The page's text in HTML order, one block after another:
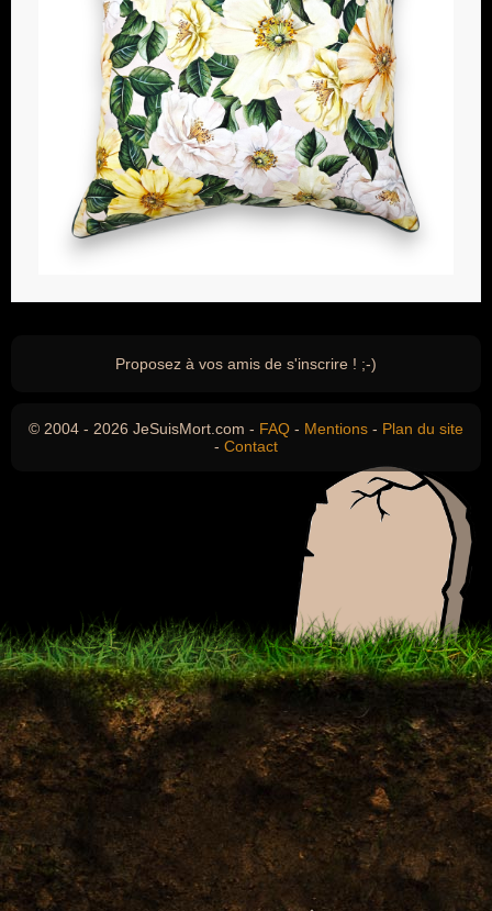
Proposez à vos amis de s'inscrire ! ;-)
© 2004 - 2026 JeSuisMort.com - FAQ - Mentions - Plan du site
- Contact